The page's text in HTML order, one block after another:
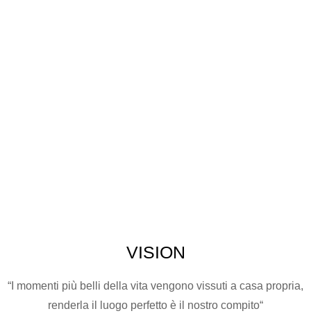
VISION
“I momenti più belli della vita vengono vissuti a casa propria,
renderla il luogo perfetto è il nostro compito“